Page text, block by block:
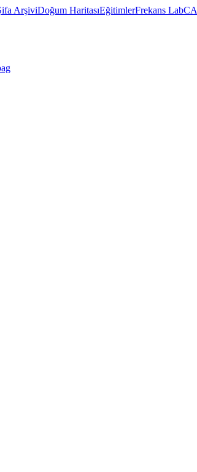
ArşiviDoğum HaritasıEğitimlerFrekans Lab